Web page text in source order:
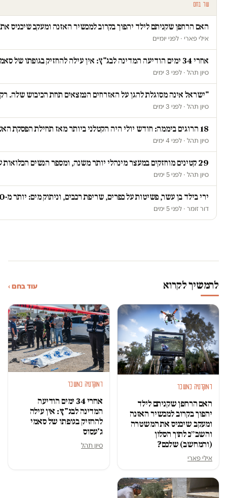
עוד בחם
האם הרחפן שקניתם לילד יהפוך בקרוב למכשיר האזנה ומעקב
אילי פארי · לפני יומיים
אחרי 34 ימים הודיעה המדינה לבג"ץ: אין עילה להחזיק בגופתו של סאמי ג'עסוס
סיון תהל · לפני 3 ימים
"ישראל אינה מסוגלת להגן על האזרחים הנמצאים תחת הכיבוש שלה. רק
סיון תהל · לפני 3 ימים
18 הרוגים ביממה: חודש יולי היה הקטלני ביותר מאז תחילת הפסקת האש ברצועת עזה
סיון תהל · לפני 4 ימים
29 קטינים מוחזקים במעצר מינהלי יותר משנה, ומספר הנשים הכלואות על רקע ביטחוני זינק ב-67 אחוז
סיון תהל · לפני 5 ימים
ירי בילד בן עשר, פשיטות על כפרים, שריפת רכבים, וניתוק מים: יותר מ-20 תקיפות ביממה אחת בגדה
דור זומר · לפני 5 ימים
להמשיך לקרוא עוד בחם ›
דמוקרטיה במשבר
האם הרחפן שקניתם לילד
יהפוך בקרוב למכשיר האזנה
ומעקב שיכניס את המשטרה
והשב״כ לתוך הסלון
(והמחשב) שלכם?
אילי פארי
דמוקרטיה במשבר
אחרי 34 ימים הודיעה
המדינה לבג"ץ: אין עילה
להחזיק בגופתו של סאמי
ג'עסוס
סיון תהל